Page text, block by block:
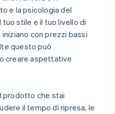
e la psicologia del
stile e il tuo livello di
con prezzi bassi
questo può
creare aspettative
prodotto che stai
il tempo di ripresa, le